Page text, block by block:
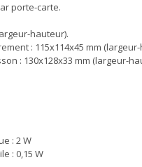
porte-carte.
hauteur).
: 115x114x45 mm
: 130x128x33 mm (largeur-
: 2 W
: 0,15 W